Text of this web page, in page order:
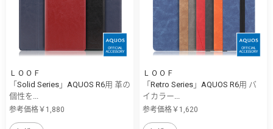
ＬＯＯＦ
「Solid Series」AQUOS R6用 革の
個性を...
参考価格￥1,880
ＬＯＯＦ
「Retro Series」AQUOS R6用 バ
イカラー...
参考価格￥1,620